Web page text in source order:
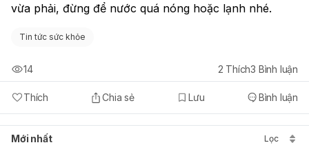
vừa phải, đừng để nước quá nóng hoặc lạnh nhé.
Tin tức sức khỏe
Thích Chia sẻ Lưu Bình luận
14 2 Thích3 Bình luận
Mới nhất Lọc